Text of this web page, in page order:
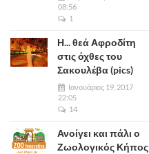
08:56
1
Η... θεά Αφροδίτη
στις όχθες του
Σακουλέβα (pics)
Ιανουάριος 19, 2017
22:05
14
Ανοίγει και πάλι ο
Ζωολογικός Κήπος